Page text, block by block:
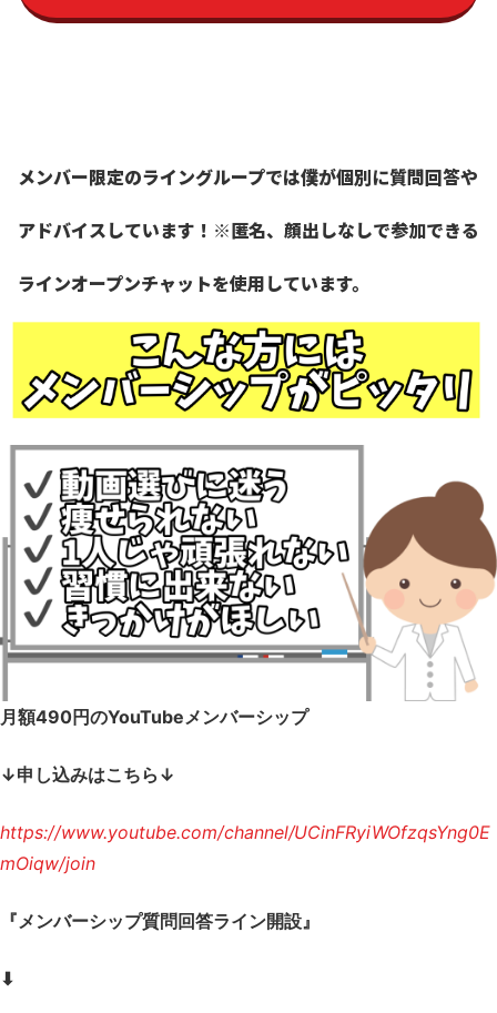
メンバー限定のライングループでは僕が個別に質問回答や
アドバイスしています！ ※匿名、顔出しなしで参加できる
ラインオープンチャットを使用しています。
月額490円のYouTubeメンバーシップ
↓申し込みはこちら↓
https://www.youtube.com/channel/UCinFRyiWOfzqsYng0E
mOiqw/join
『メンバーシップ質問回答ライン開設』
⬇︎